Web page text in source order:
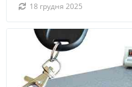
18 грудня 2025